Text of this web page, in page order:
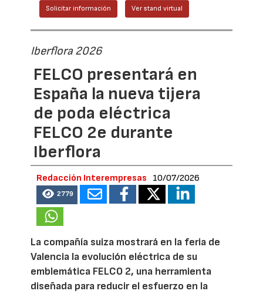
Solicitar información Ver stand virtual
Iberflora 2026
FELCO presentará en
España la nueva tijera
de poda eléctrica
FELCO 2e durante
Iberflora
Redacción Interempresas 10/07/2026
2779
La compañía suiza mostrará en la feria de
Valencia la evolución eléctrica de su
emblemática FELCO 2, una herramienta
diseñada para reducir el esfuerzo en la